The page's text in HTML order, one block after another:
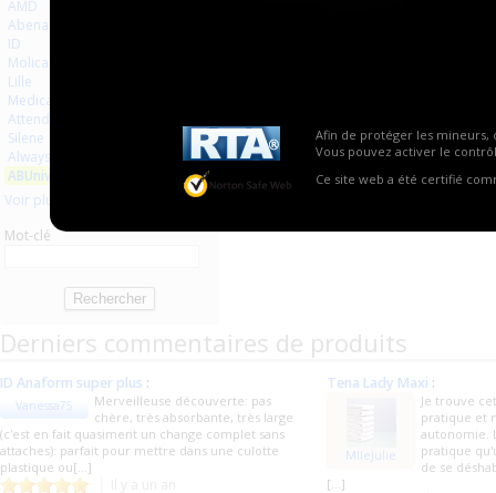
Afin de protéger les mineurs,
Vous pouvez activer le
Ce site web a été certifié
AMD
Abena
ID
Molicare
Lille
Medicare
Attends
Silene
Always
ABUniverse
Voir plus
Mot-clé
Derniers commentaires de produits
ID Anaform super plus :
Vanessa75
Merveilleuse découverte: pas
chère, très absorbante, très large
(c'est en fait quasiment un change complet sans
attaches): parfait pour mettre dans une culotte
plastique ou[...]
Tena Lady Maxi :
MlleJulie
Je trouve
pratique et
autonomie.
pratique
de se
[...]